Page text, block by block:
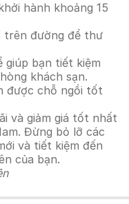
hành khoảng 15
trên đường để thư
bạn tiết kiệm
khách sạn.
được chỗ ngồi tốt
và giảm giá tốt nhất
Đừng bỏ lỡ các
và tiết kiệm đến
của bạn.